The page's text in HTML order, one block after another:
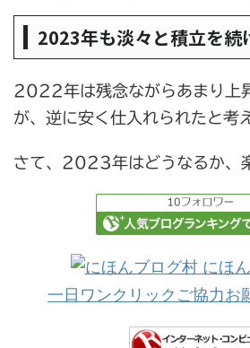
2023年も淡々と積立を続
2022年は残念ながらあまり上
が、逆に安く仕入れられたと考
さて、2023年はどうなるか、
一日ワンクリックご協力お